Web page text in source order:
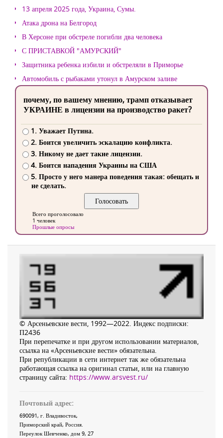
13 апреля 2025 года, Украина, Сумы.
Атака дрона на Белгород
В Херсоне при обстреле погибли два человека
С ПРИСТАВКОЙ "АМУРСКИЙ"
Защитника ребенка избили и обстреляли в Приморье
Автомобиль с рыбаками утонул в Амурском заливе
почему, по вашему мнению, трамп отказывает
УКРАИНЕ в лицензии на производство ракет?
1. Уважает Путина.
2. Боится увеличить эскалацию конфликта.
3. Никому не дает такие лицензии.
4. Боится нападения Украины на США
5. Просто у него манера поведения такая: обещать и
не сделать.
Всего проголосовало
1 человек
Прошлые опросы
© Арсеньевские вести, 1992—2022. Индекс подписки:
П2436
При перепечатке и при другом использовании материалов,
ссылка на «Арсеньевские вести» обязательна.
При републикации в сети интернет так же обязательна
работающая ссылка на оригинал статьи, или на главную
страницу сайта: https://www.arsvest.ru/
Почтовый адрес:
690091, г. Владивосток,
Приморский край, Россия
Переулок Шевченко, дом 9, 27